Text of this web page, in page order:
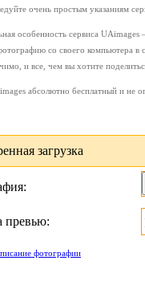
очень простым указаниям
особенность сервиса
со своего компьютера
и все, чем вы хотите
абсолютно бесплатный и не
загрузка
фотографии